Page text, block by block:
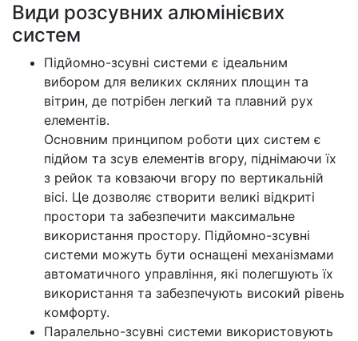
Види розсувних алюмінієвих
систем
Підйомно-зсувні системи є ідеальним
вибором для великих скляних площин та
вітрин, де потрібен легкий та плавний рух
елементів.
Основним принципом роботи цих систем є
підйом та зсув елементів вгору, піднімаючи їх
з рейок та ковзаючи вгору по вертикальній
вісі. Це дозволяє створити великі відкриті
простори та забезпечити максимальне
використання простору. Підйомно-зсувні
системи можуть бути оснащені механізмами
автоматичного управління, які полегшують їх
використання та забезпечують високий рівень
комфорту.
Паралельно-зсувні системи використовують